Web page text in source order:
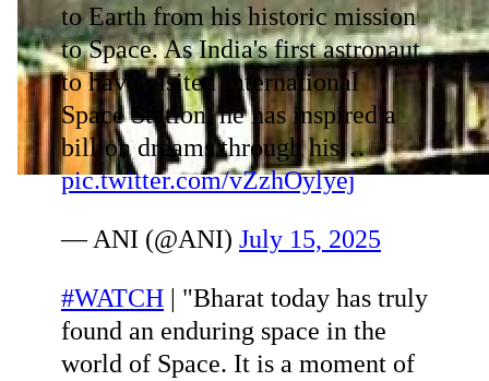
to Earth from his historic mission
to Space. As India's first astronaut
to have visited International
Space Station, he has inspired a
billion dreams through his…
pic.twitter.com/vZzhOylyej
— ANI (@ANI) July 15, 2025
#WATCH | "Bharat today has truly
found an enduring space in the
world of Space. It is a moment of